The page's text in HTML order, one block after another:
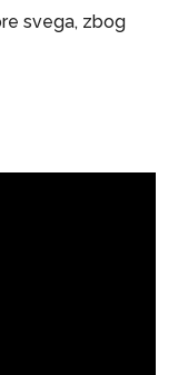
svega, zbog